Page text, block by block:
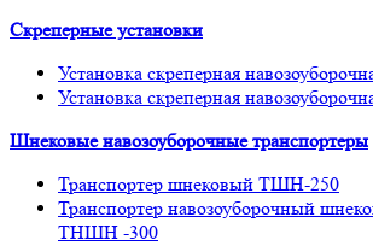
Скреперные установки
Установка скреперная
Установка скреперная
Шнековые навозоуборочные транспортеры
Транспортер шнековый ТШН-250
Транспортер навозоуборочный
ТНШН -300